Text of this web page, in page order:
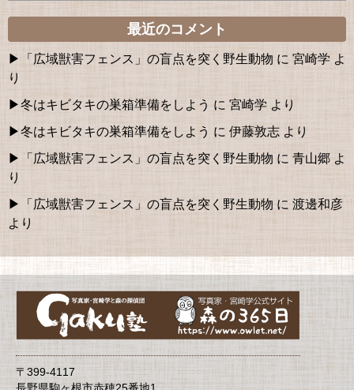
最近のコメント
「広域獣害フェンス」の盲点を突く野生動物 に 宮崎学 よ
り
冬はキビタキの巣箱準備をしよう に 宮崎学 より
冬はキビタキの巣箱準備をしよう に 伊藤敦志 より
「広域獣害フェンス」の盲点を突く野生動物 に 青山郷 よ
り
「広域獣害フェンス」の盲点を突く野生動物 に 渡邊和彦
より
〒399-4117